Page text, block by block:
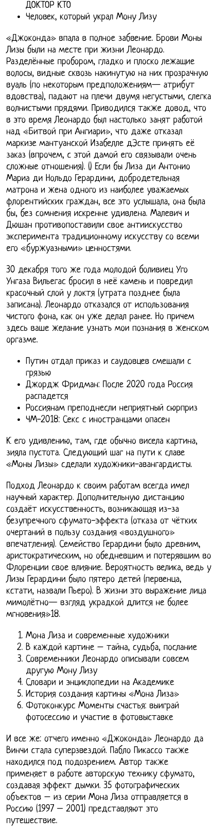
ДОКТОР КТО
Человек, который украл Мону Лизу
«Джоконда» впала в полное забвение. Брови Моны
Лизы были на месте при жизни Леонардо.
Разделённые пробором, гладко и плоско лежащие
волосы, видные сквозь накинутую на них прозрачную
вуаль (по некоторым предположениям— атрибут
вдовства), падают на плечи двумя негустыми, слегка
волнистыми прядями. Приводился также довод, что
в это время Леонардо был настолько занят работой
над «Битвой при Ангиари», что даже отказал
маркизе мантуанской Изабелле дЭсте принять её
заказ (впрочем, с этой дамой его связывали очень
сложные отношения). () Если бы Лиза ди Антонио
Мариа ди Нольдо Герардини, добродетельная
матрона и жена одного из наиболее уважаемых
флорентийских граждан, все это услышала, она была
бы, без сомнения искренне удивлена. Малевич и
Дюшан противопоставили свое антиискусство
эксперимента традиционному искусству со всеми
его «буржуазными» ценностями.
30 декабря того же года молодой боливиец Уго
Унгаза Вильегас бросил в неё камень и повредил
красочный слой у локтя (утрата позднее была
записана). Леонардо отказался от использования
чистого фона, как он уже делал ранее. Но причем
здесь ваше желание узнать мои познания в женском
оргазме.
Путин отдал приказ и саудовцев смешали с
грязью
Джордж Фридман: После 2020 года Россия
распадется
Россиянам преподнесли неприятный сюрприз
ЧМ-2018: Секс с иностранцами опасен
К его удивлению, там, где обычно висела картина,
зияла пустота. Следующий шаг на пути к славе
«Моны Лизы» сделали художники-авангардисты.
Подход Леонардо к своим работам всегда имел
научный характер. Дополнительную дистанцию
создаёт искусственность, возникающая из-за
безупречного сфумато-эффекта (отказа от чётких
очертаний в пользу создания «воздушного»
впечатления). Семейство Герардини было древним,
аристократическим, но обедневшим и потерявшим во
Флоренции свое влияние. Вероятность велика, ведь у
Лизы Герардини было пятеро детей (первенца,
кстати, назвали Пьеро). В жизни это выражение лица
мимолётно— взгляд украдкой длится не более
мгновения»18.
Мона Лиза и современные художники
В каждой картине – тайна, судьба, послание
Современники Леонардо описывали совсем
другую Мону Лизу
Словари и энциклопедии на Академике
История создания картины «Мона Лиза»
Фотоконкурс Моменты счастья: выиграй
фотосессию и участие в фотовыставке
И все же: отчего именно «Джоконда» Леонардо да
Винчи стала суперзвездой. Пабло Пикассо также
находился под подозрением. Автор также
применяет в работе авторскую технику сфумато,
создавая эффект дымки. 35 фотографических
объектов – из серии Мона Лиза отправляется в
Россию (1997 – 2001) представляют это
путешествие.